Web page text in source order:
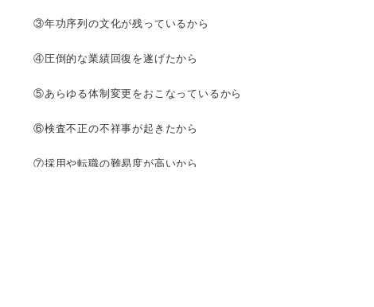
③年功序列の文化が残っているから
④圧倒的な業績回復を遂げたから
⑤あらゆる体制変更をおこなっているから
⑥検査不正の不祥事が起きたから
⑦採用や転職の難易度が高いから